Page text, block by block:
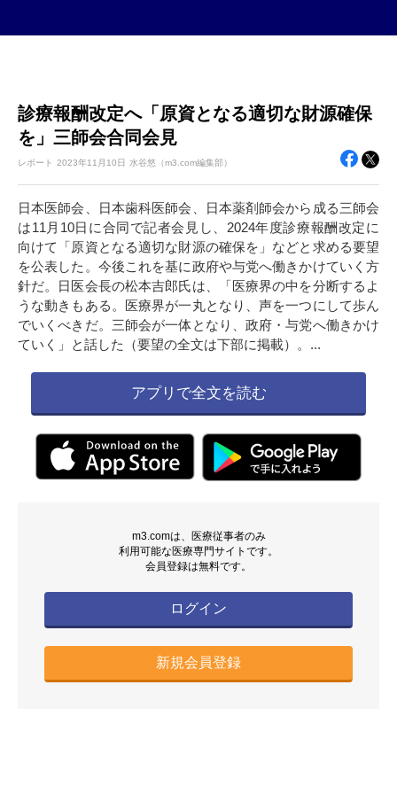
診療報酬改定へ「原資となる適切な財源確保
を」三師会合同会見
レポート 2023年11月10日 水谷悠（m3.com編集部）
日本医師会、日本歯科医師会、日本薬剤師会から成る三師会
は11月10日に合同で記者会見し、2024年度診療報酬改定に
向けて「原資となる適切な財源の確保を」などと求める要望
を公表した。今後これを基に政府や与党へ働きかけていく方
針だ。日医会長の松本吉郎氏は、「医療界の中を分断するよ
うな動きもある。医療界が一丸となり、声を一つにして歩ん
でいくべきだ。三師会が一体となり、政府・与党へ働きかけ
ていく」と話した（要望の全文は下部に掲載）。...
アプリで全文を読む
m3.comは、医療従事者のみ
利用可能な医療専門サイトです。
会員登録は無料です。
ログイン
新規会員登録